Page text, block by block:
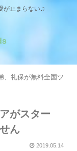
が止まらない♫
、礼保が無料全国ツ
がスター
ん
2019.05.14